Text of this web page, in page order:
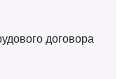
договора